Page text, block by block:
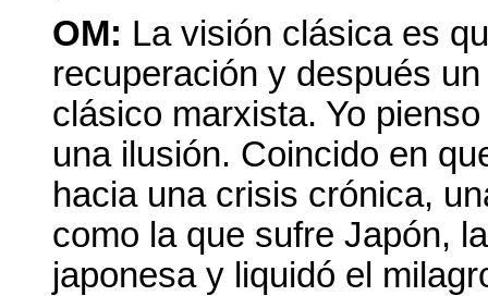
OM: La visión clásica es
recuperación y después
clásico marxista. Yo
una ilusión. Coincido en
hacia una crisis crónica,
como la que sufre Japón,
japonesa y liquidó el